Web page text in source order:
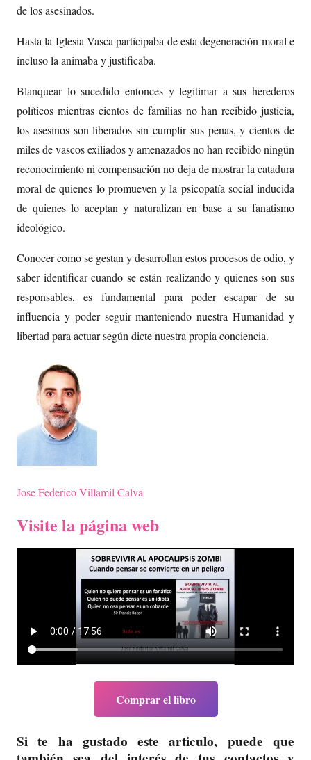
de los asesinados.
Hasta la Iglesia Vasca participaba de esta degeneración moral e
incluso la animaba y justificaba.
Blanquear lo sucedido entonces y legitimar a sus herederos
políticos mientras cientos de familias no han recibido justicia,
los asesinos son liberados sin cumplir sus penas, y cientos de
miles de vascos exiliados y amenazados no han recibido ningún
reconocimiento ni compensación no deja de mostrar la catadura
moral de quienes lo promueven y la psicopatía social inducida
de quienes lo aceptan y naturalizan en base a su fanatismo
ideológico.
Conocer como se gestan y desarrollan estos procesos de odio, y
saber identificar cuando se están realizando y quienes son sus
responsables, es fundamental para poder escapar de su
influencia y poder seguir manteniendo nuestra Humanidad y
libertad para actuar según dicte nuestra propia conciencia.
Jose Federico Villamil Calva
Visite la página web
Comprar el libro
Si te ha gustado este articulo, puede que